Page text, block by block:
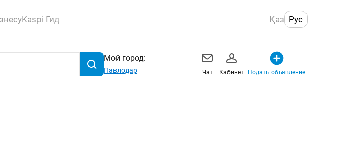
Kaspi Гид Қаз Рус
Мой город:
Павлодар Чат Кабинет Подать объявление